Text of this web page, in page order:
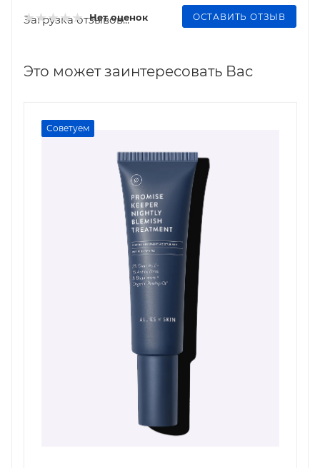
Нет оценок ОСТАВИТЬ ОТЗЫВ
Загрузка отзывов...
Это может заинтересовать Вас
Советуем